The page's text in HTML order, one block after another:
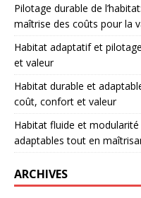
Pilotage durable de
maîtrise des coûts pour la
Habitat adaptatif et
et valeur
Habitat durable et
coût, confort et valeur
Habitat fluide et
adaptables tout en
ARCHIVES